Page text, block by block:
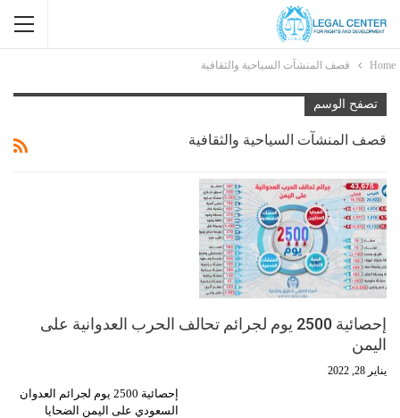
Home قصف المنشآت السياحية والثقافية
تصفح الوسم
قصف المنشآت السياحية والثقافية
إحصائية 2500 يوم لجرائم تحالف الحرب العدوانية على
اليمن
يناير 28, 2022
إحصائية 2500 يوم لجرائم العدوان
السعودي على اليمن الضحايا